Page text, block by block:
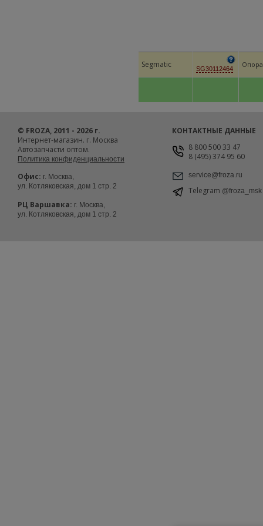
Segmatic SG30112464 Опора
© FROZA, 2011 - 2026 г.
Интернет-магазин. г. Москва
Автозапчасти оптом.
Политика конфиденциальности
Офис: г. Москва,
ул. Котляковская, дом 1 стр. 2
РЦ Варшавка: г. Москва,
ул. Котляковская, дом 1 стр. 2
КОНТАКТНЫЕ ДАННЫЕ
8 800 500 33 47
8 (495) 374 95 60
service@froza.ru
Telegram @froza_msk